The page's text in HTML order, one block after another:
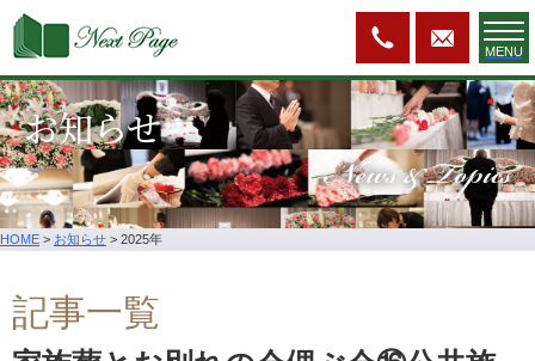
MENU
お知らせ News & Topics
HOME > お知らせ > 2025年
記事一覧